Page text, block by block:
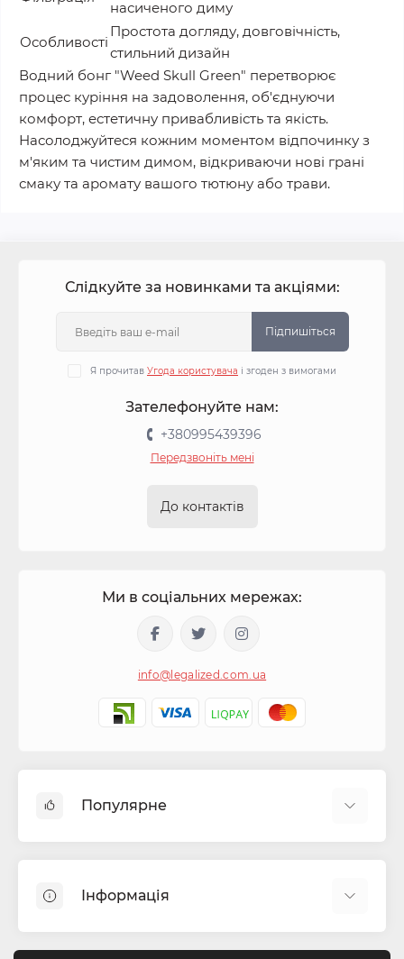
насиченого диму
Особливості
Простота догляду, довговічність,
стильний дизайн
Водний бонг "Weed Skull Green" перетворює
процес куріння на задоволення, об'єднуючи
комфорт, естетичну привабливість та якість.
Насолоджуйтеся кожним моментом відпочинку з
м'яким та чистим димом, відкриваючи нові грані
смаку та аромату вашого тютюну або трави.
Слідкуйте за новинками та акціями:
Підпишіться
Я прочитав Угода користувача і згоден з вимогами
Зателефонуйте нам:
+380995439396
Передзвоніть мені
До контактів
Ми в соціальних мережах:
info@legalized.com.ua
Популярне
Бонги
Фільтра для самокруток
Гільзи для сигарет
Інформація